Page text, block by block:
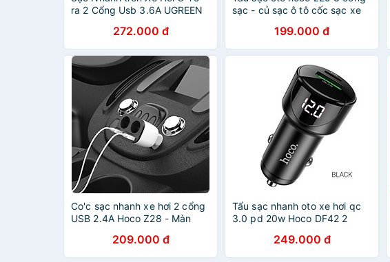
ra 2 Cổng Usb 3.6A UGREEN
272.000 đ
sạc - củ sạc ô tô cốc sạc xe
chính hãng199.000 đ
Co'c sạc nhanh xe hơi 2 cổng
USB 2.4A Hoco Z28 - Màn
HÀNG CHÍNH HÃNG
209.000 đ
Tẩu sạc nhanh oto xe hơi qc
3.0 pd 20w Hoco DF42 2
hàng chính hãng
249.000 đ